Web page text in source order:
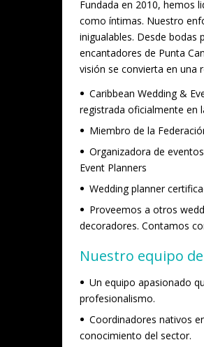
Fundada en 2010, hemos
como íntimas. Nuestro
inigualables. Desde bodas
encantadores de Punta
visión se convierta en una
Caribbean Wedding &
registrada oficialmente en
Miembro de la
Organizadora de
Event Planners
Wedding planner
Proveemos a otros
decoradores. Contamos
Nuestro equipo
Un equipo apasionado
profesionalismo.
Coordinadores nativos
conocimiento del sector.